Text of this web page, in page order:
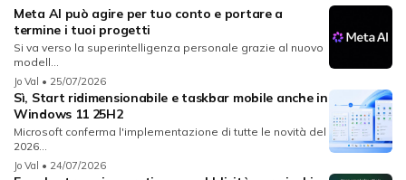
Meta AI può agire per tuo conto e portare a
termine i tuoi progetti
Si va verso la superintelligenza personale grazie al nuovo
modell...
Jo Val • 25/07/2026
Sì, Start ridimensionabile e taskbar mobile anche in
Windows 11 25H2
Microsoft conferma l'implementazione di tutte le novità del
2026...
Jo Val • 24/07/2026